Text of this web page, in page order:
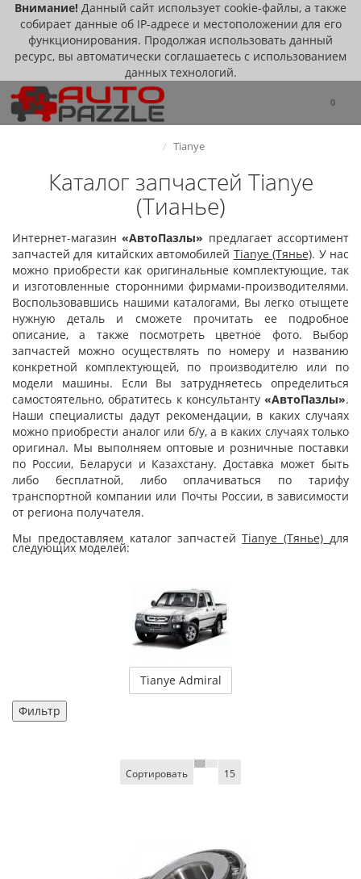
Внимание! Данный сайт использует cookie-файлы, а также
собирает данные об IP-адресе и местоположении для его
функционирования. Продолжая использовать данный
ресурс, вы автоматически соглашаетесь с использованием
данных технологий.
0
Tianye
Каталог запчастей Tianye
(Тианье)
Интернет-магазин«АвтоПазлы» предлагает ассортимент
запчастей для китайских автомобилей Tianye (Тянье). У нас
можно приобрести как оригинальные комплектующие, так
и изготовленные сторонними фирмами-производителями.
Воспользовавшись нашими каталогами, Вы легко отыщете
нужную деталь и сможете прочитать ее подробное
описание, а также посмотреть цветное фото. Выбор
запчастей можно осуществлять по номеру и названию
конкретной комплектующей, по производителю или по
модели машины. Если Вы затрудняетесь определиться
самостоятельно, обратитесь к консультанту «АвтоПазлы».
Наши специалисты дадут рекомендации, в каких случаях
можно приобрести аналог или б/у, а в каких случаях только
оригинал. Мы выполняем оптовые и розничные поставки
по России, Беларуси и Казахстану. Доставка может быть
либо бесплатной, либо оплачиваться по тарифу
транспортной компании или Почты России, в зависимости
от региона получателя.
Мы предоставляем каталог запчастейTianye (Тянье)для
следующих моделей:
Tianye Admiral
Фильтр
Сортировать 15